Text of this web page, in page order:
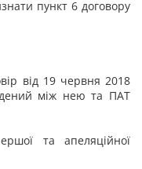
пункт 6 договору
від 19 червня 2018
між нею та ПАТ
та апеляційної